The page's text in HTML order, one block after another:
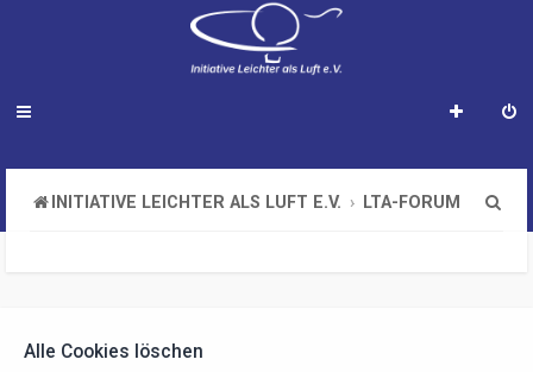
INITIATIVE LEICHTER ALS LUFT E.V. LTA-FORUM
Alle Cookies löschen